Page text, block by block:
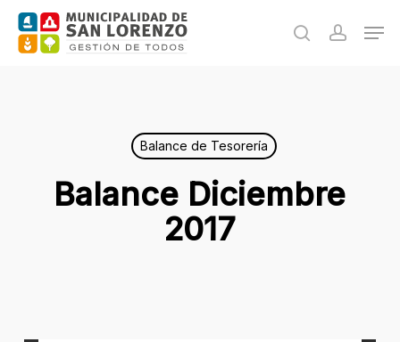
Skip
search
Balance de Tesorería
Balance Diciembre
2017